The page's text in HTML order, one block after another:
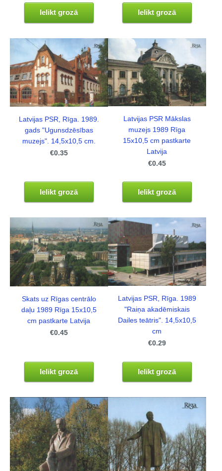
Ielikt grozā Ielikt grozā
Latvijas PSR, Rīga. 1989.
gads "Ugunsdzēsības
muzejs". 14,5x10,5 cm.
€0.35
Ielikt grozā
Latvijas PSR Mākslas
muzejs 1989 Rīga
15x10,5 cm pastkarte
Latvija
€0.45
Ielikt grozā
Skats uz Rīgas centrālo
daļu 1989 Rīga 15x10,5
cm pastkarte Latvija
€0.45
Ielikt grozā
Latvijas PSR, Rīga. 1989
"Raiņa akadēmiskais
Dailes teātris". 14,5x10,5
cm
€0.29
Ielikt grozā